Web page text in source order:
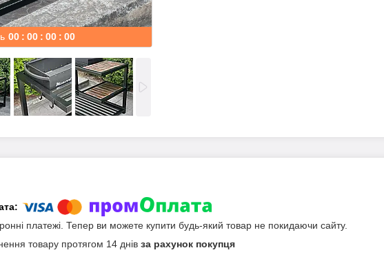
00 00 00 00
платежі. Тепер ви можете купити будь-який товар не покидаючи сайту.
товару протягом 14 днів за рахунок покупця